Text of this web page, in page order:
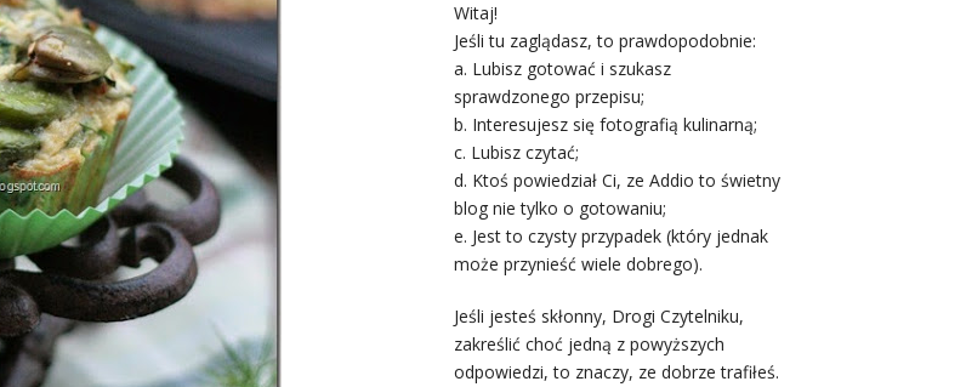
Witaj!
Jeśli tu zaglądasz, to prawdopodobnie:
a. Lubisz gotować i szukasz
sprawdzonego przepisu;
b. Interesujesz się fotografią kulinarną;
c. Lubisz czytać;
d. Ktoś powiedział Ci, ze Addio to świetny
blog nie tylko o gotowaniu;
e. Jest to czysty przypadek (który jednak
może przynieść wiele dobrego).
Jeśli jesteś skłonny, Drogi Czytelniku,
zakreślić choć jedną z powyższych
odpowiedzi, to znaczy, ze dobrze trafiłeś.